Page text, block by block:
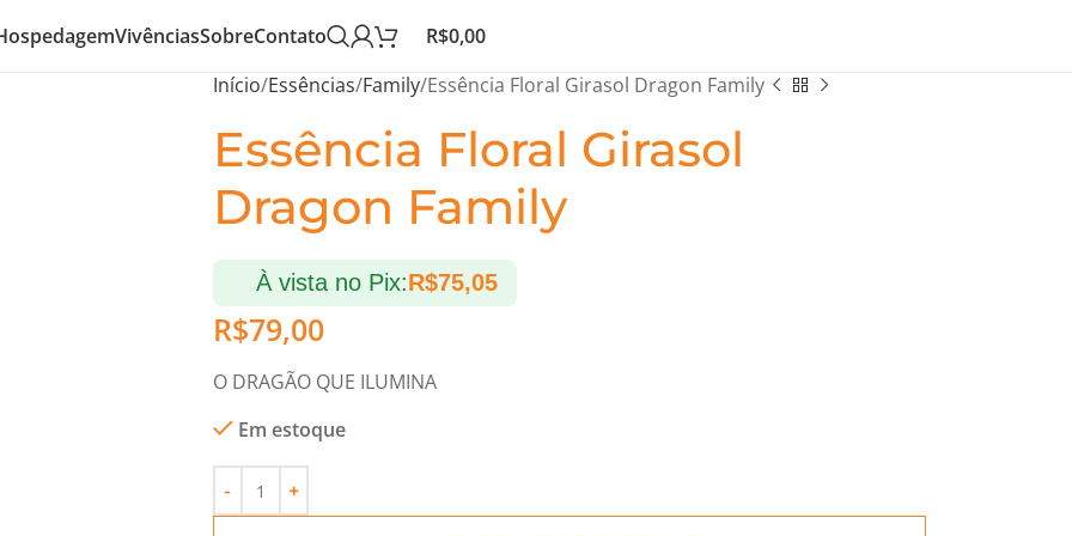
VivênciasSobreContato R$0,00
Início Essências Family Essência Floral Girasol Dragon Family
Essência Floral Girasol
Dragon Family
À vista no Pix:R$75,05
R$79,00
O DRAGÃO QUE ILUMINA
Em estoque